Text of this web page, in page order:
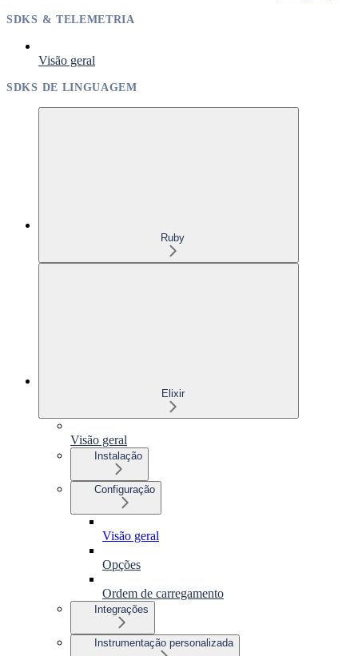
SDKS & TELEMETRIA
Visão geral
SDKS DE LINGUAGEM
Ruby
Elixir
Visão geral
Instalação
Configuração
Visão geral
Opções
Ordem de carregamento
Integrações
Instrumentação personalizada